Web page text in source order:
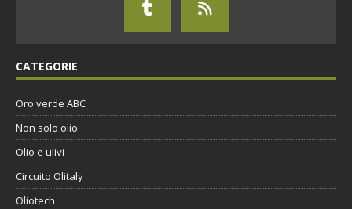
CATEGORIE
Oro verde ABC
Non solo olio
Olio e ulivi
Circuito Olitaly
Oliotech